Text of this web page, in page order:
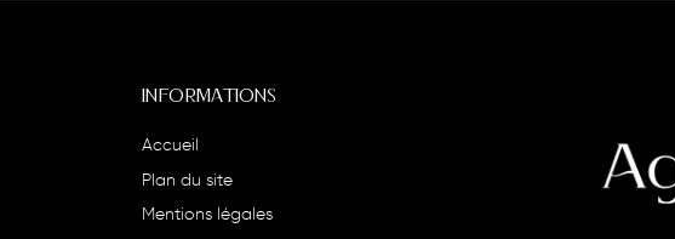
INFORMATIONS
Accueil
Plan du site
Mentions légales